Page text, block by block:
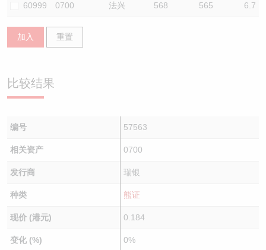
60999 0700 法兴 568 565 6.7
加入 重置
比较结果
编号 57563
相关资产 0700
发行商 瑞银
种类 熊证
现价 (港元) 0.184
变化 (%) 0%